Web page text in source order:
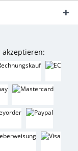
akzeptieren: